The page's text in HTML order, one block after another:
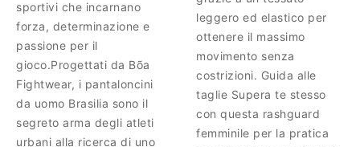
sportivi che incarnano
forza, determinazione e
passione per il
gioco.Progettati da Bõa
Fightwear, i pantaloncini
da uomo Brasilia sono il
segreto arma degli atleti
urbani alla ricerca di uno
leggero ed elastico per
ottenere il massimo
movimento senza
costrizioni. Guida alle
taglie Supera te stesso
con questa rashguard
femminile per la pratica